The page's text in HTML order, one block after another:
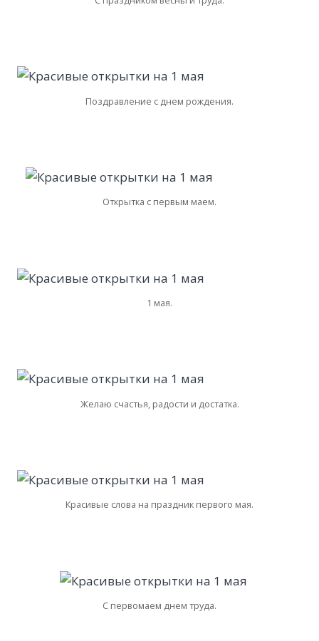
Поздравление с днем рождения.
Открытка с первым маем.
1 мая.
Желаю счастья, радости и достатка.
Красивые слова на праздник первого мая.
С первомаем днем труда.